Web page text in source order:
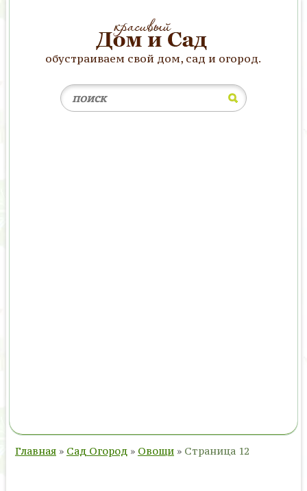
обустраиваем свой дом, сад и огород.
Главная » Сад Огород » Овощи » Страница 12